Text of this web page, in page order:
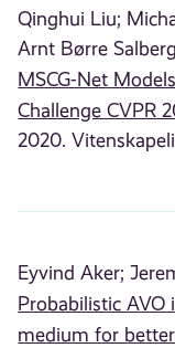
Qinghui Liu;
Arnt Børre
MSCG-Net
Challenge CVPR
2020.
Eyvind Aker;
Probabilistic
medium for